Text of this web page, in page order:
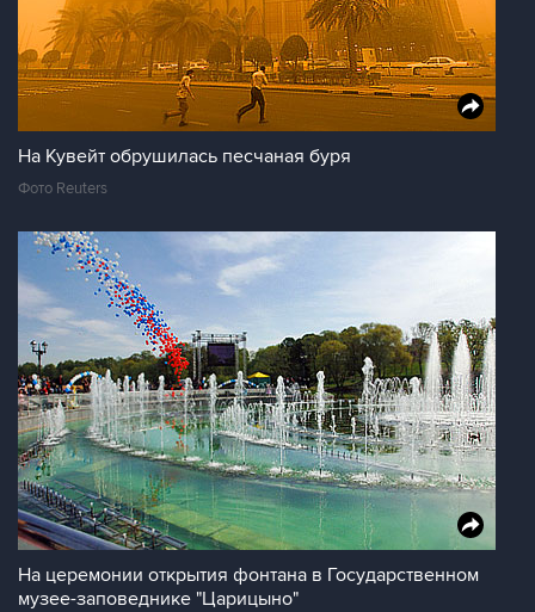
На Кувейт обрушилась песчаная буря
Фото Reuters
На церемонии открытия фонтана в Государственном
музее-заповеднике "Царицыно"